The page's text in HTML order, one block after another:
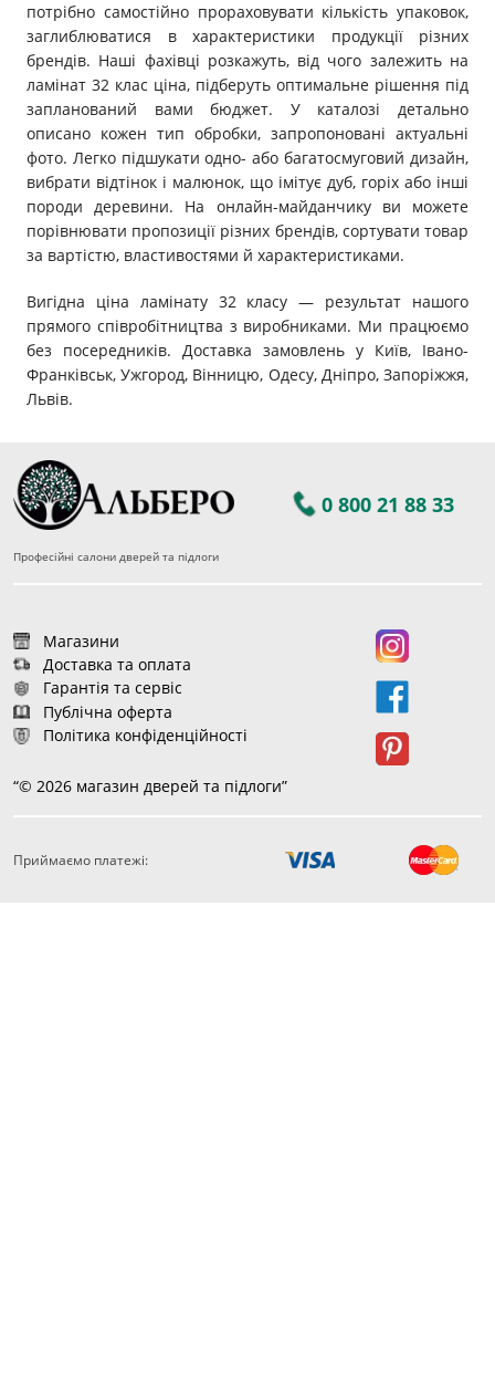
потрібно самостійно прораховувати кількість упаковок,
заглиблюватися в характеристики продукції різних
брендів. Наші фахівці розкажуть, від чого залежить на
ламінат 32 клас ціна, підберуть оптимальне рішення під
запланований вами бюджет. У каталозі детально
описано кожен тип обробки, запропоновані актуальні
фото. Легко підшукати одно- або багатосмуговий дизайн,
вибрати відтінок і малюнок, що імітує дуб, горіх або інші
породи деревини. На онлайн-майданчику ви можете
порівнювати пропозиції різних брендів, сортувати товар
за вартістю, властивостями й характеристиками.
Вигідна ціна ламінату 32 класу — результат нашого
прямого співробітництва з виробниками. Ми працюємо
без посередників. Доставка замовлень у Київ, Івано-
Франківськ, Ужгород, Вінницю, Одесу, Дніпро, Запоріжжя,
Львів.
0 800 21 88 33
Професійні салони дверей та підлоги
Магазини
Доставка та оплата
Гарантія та сервіс
Публічна оферта
Політика конфіденційності
“© 2026 магазин дверей та підлоги”
Приймаємо платежі: